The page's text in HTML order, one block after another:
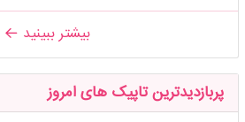
بیشتر ببینید
پربازدیدترین تاپیک های امروز